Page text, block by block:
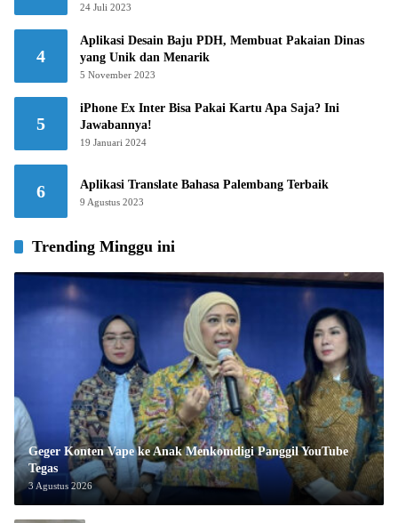
24 Juli 2023
4
Aplikasi Desain Baju PDH, Membuat Pakaian Dinas
yang Unik dan Menarik
5 November 2023
5
iPhone Ex Inter Bisa Pakai Kartu Apa Saja? Ini
Jawabannya!
19 Januari 2024
6 Aplikasi Translate Bahasa Palembang Terbaik
9 Agustus 2023
Trending Minggu ini
Geger Konten Vape ke Anak Menkomdigi Panggil YouTube
Tegas
3 Agustus 2026